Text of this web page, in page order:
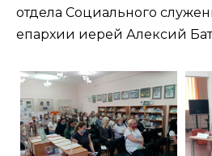
отдела Социального
епархии иерей Алексий